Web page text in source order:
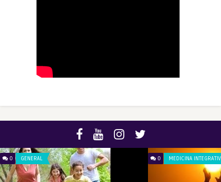
0 GENERAL 0 MEDICINA